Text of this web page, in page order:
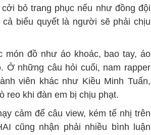
bỏ trang phục nếu như đồng đội
biểu quyết là người sẽ phải chịu
món đồ như áo khoác, bao tay, áo
Ở những câu hỏi cuối, nam rapper
viên khác như Kiều Minh Tuấn,
reo khi đàn em bị chịu phạt.
cảm để câu view, kém tế nhị trên
cũng nhận phải nhiều bình luận